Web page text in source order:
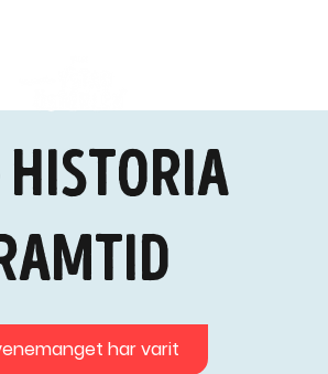
historia
har varit